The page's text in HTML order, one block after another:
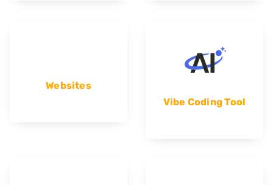
Websites
Vibe Coding Tool